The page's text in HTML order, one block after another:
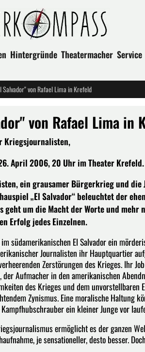
Hintergründe Theatermacher Service
Salvador" von Rafael Lima in Krefeld
von Rafael Lima in
Kriegsjournalisten,
April 2006, 20 Uhr im Theater Krefeld.
ein grausamer Bürgerkrieg und
„El Salvador“ beleuchtet der
geht um die Macht der Worte und
Erfolg jedes Einzelnen.
südamerikanischen El Salvador ein
Journalisten ihr Hauptquartier
Zerstörungen des Krieges. Ihr
der Aufmacher in den amerikanischen
des Krieges und dem unvorstellbaren
Zynismus. Eine moralische Haltung
ein kleiner Junge vor
ermöglicht es der ganzen
je sensationeller, desto besser.